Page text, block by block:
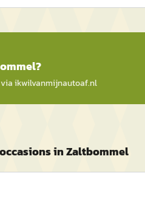
?
ikwilvanmijnautoaf.nl
in Zaltbommel